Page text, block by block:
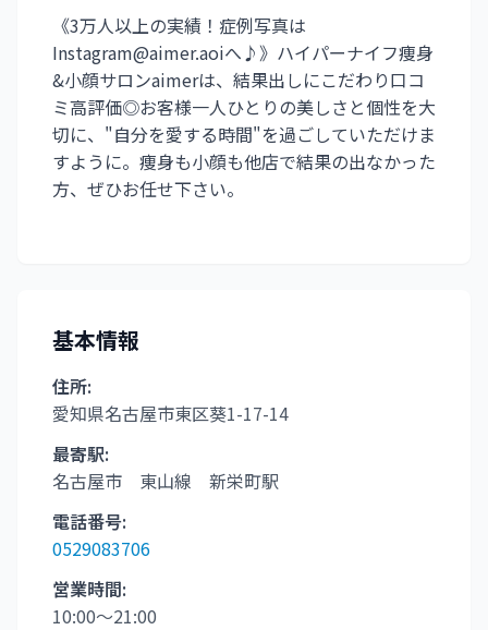
《3万人以上の実績！症例写真は
Instagram@aimer.aoiへ♪》ハイパーナイフ痩身
&小顔サロンaimerは、結果出しにこだわり口コ
ミ高評価◎お客様一人ひとりの美しさと個性を大
切に、"自分を愛する時間"を過ごしていただけま
すように。痩身も小顔も他店で結果の出なかった
方、ぜひお任せ下さい。
基本情報
住所:
愛知県名古屋市東区葵1-17-14
最寄駅:
名古屋市 東山線 新栄町駅
電話番号:
0529083706
営業時間:
10:00〜21:00